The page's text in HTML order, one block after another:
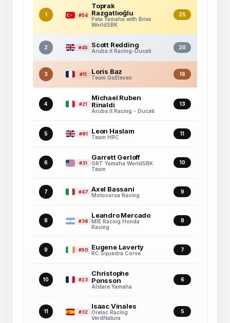
1 #54
Toprak
Razgatlıoğlu
Pata Yamaha with Brixx
WorldSBK
25
2 #45 Scott Redding
Aruba.it Racing-Ducati
20
3 #11 Loris Baz
Team GoEleven
16
4 #21
Michael Ruben
Rinaldi
Aruba.it Racing - Ducati
13
5 #91 Leon Haslam
Team HRC
11
6 #31
Garrett Gerloff
GRT Yamaha WorldSBK
Team
10
7 #47 Axel Bassani
Motocorsa Racing
9
8 #36
Leandro Mercado
MIE Racing Honda
Racing
8
9 #50 Eugene Laverty
RC Squadra Corse
7
10 #23
Christophe
Ponsson
Alstare Yamaha
6
11 #32
Isaac Vinales
Orelac Racing
VerdNatura
5